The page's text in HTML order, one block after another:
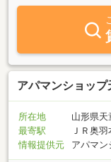
建・売土地・売事務
ください。お客様一
の中心、郡山市役所
タッフ一同皆様のお
不動産買取も積極的
い。「無料査定」
アパマンショッ
所在地
山形県天
最寄駅
ＪＲ奥
情報提供元
アパマン